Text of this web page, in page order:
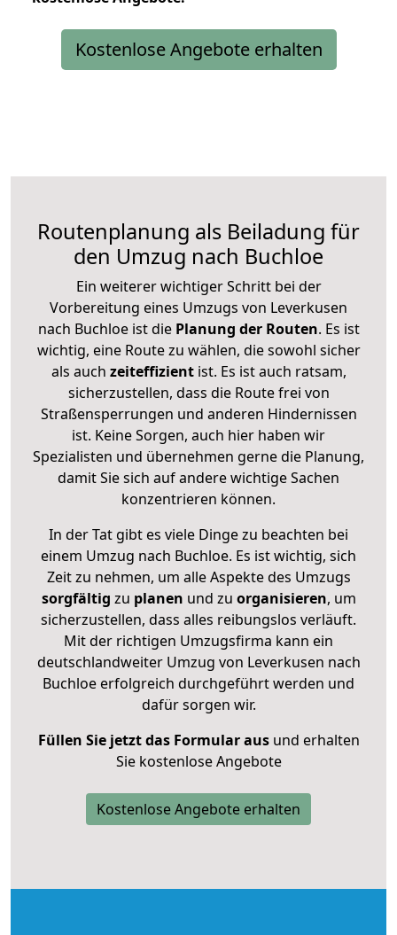
Kostenlose Angebote erhalten
Routenplanung als Beiladung für
den Umzug nach Buchloe
Ein weiterer wichtiger Schritt bei der
Vorbereitung eines Umzugs von Leverkusen
nach Buchloe ist diePlanung der Routen. Es ist
wichtig, eine Route zu wählen, die sowohl sicher
als auch zeiteffizientist. Es ist auch ratsam,
sicherzustellen, dass die Route frei von
Straßensperrungen und anderen Hindernissen
ist. Keine Sorgen, auch hier haben wir
Spezialisten und übernehmen gerne die Planung,
damit Sie sich auf andere wichtige Sachen
konzentrieren können.
In der Tat gibt es viele Dinge zu beachten bei
einem Umzug nach Buchloe. Es ist wichtig, sich
Zeit zu nehmen, um alle Aspekte des Umzugs
sorgfältig zu planen und zu organisieren, um
sicherzustellen, dass alles reibungslos verläuft.
Mit der richtigen Umzugsfirma kann ein
deutschlandweiter Umzug von Leverkusen nach
Buchloe erfolgreich durchgeführt werden und
dafür sorgen wir.
Füllen Sie jetzt das Formular ausund erhalten
Sie kostenlose Angebote
Kostenlose Angebote erhalten